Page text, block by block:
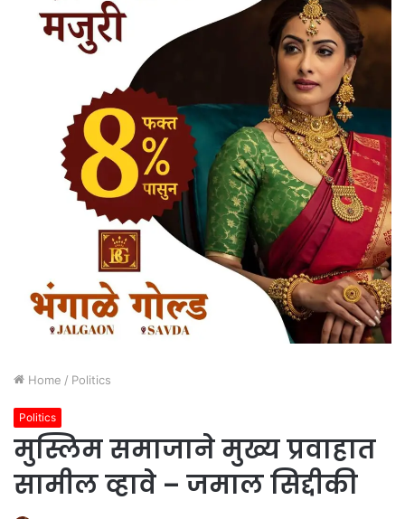
Home / Politics
Politics
मुस्लिम समाजाने मुख्य प्रवाहात
सामील व्हावे – जमाल सिद्दीकी